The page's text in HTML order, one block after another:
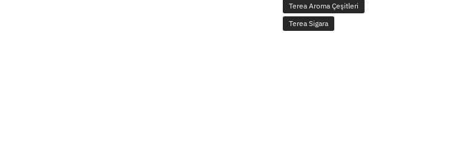
Terea Aroma Çeşitleri
Terea Sigara